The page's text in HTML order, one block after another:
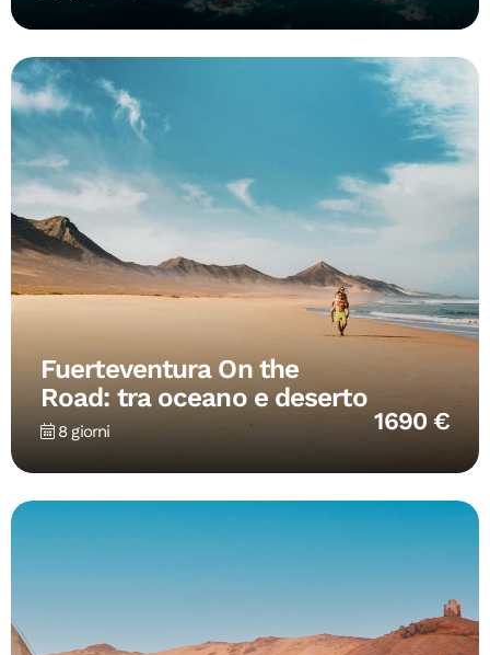
Fuerteventura On the
Road: tra oceano e deserto
8 giorni 1690 €